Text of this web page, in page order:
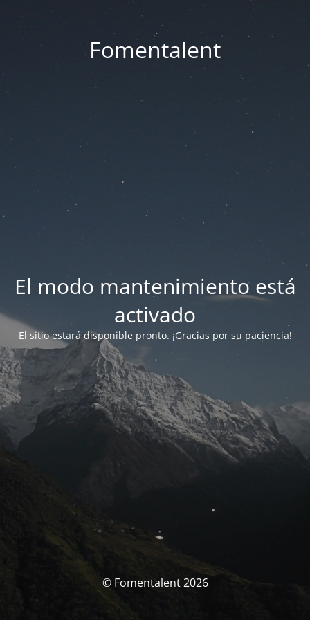
Fomentalent
El modo mantenimiento está
activado
El sitio estará disponible pronto. ¡Gracias por su paciencia!
© Fomentalent 2026